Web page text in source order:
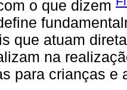
o que dizem
que atuam
na
para crianças e